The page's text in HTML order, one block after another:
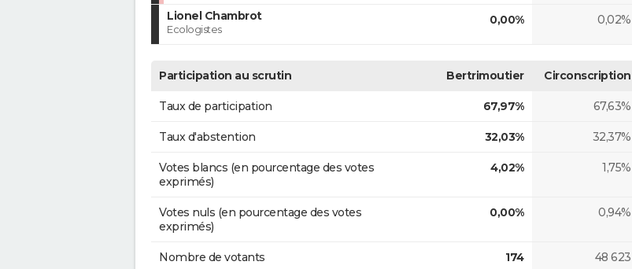
Lionel Chambrot
Ecologistes
0,00% 0,02%
Participation au scrutin Bertrimoutier Circonscription
Taux de participation 67,97% 67,63%
Taux d'abstention 32,03% 32,37%
Votes blancs (en pourcentage des votes
exprimés)
4,02% 1,75%
Votes nuls (en pourcentage des votes
exprimés)
0,00% 0,94%
Nombre de votants 174 48 623